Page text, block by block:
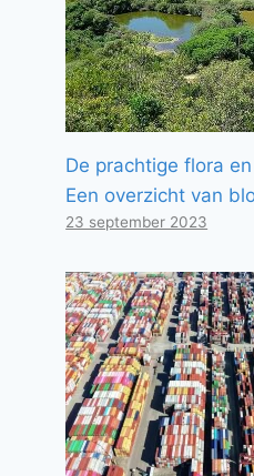
De prachtige flora
Een overzicht van
23 september 2023